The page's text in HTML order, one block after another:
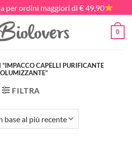
per ordini maggiori di € 49,90
0
CAPELLI PURIFICANTE
FILTRA